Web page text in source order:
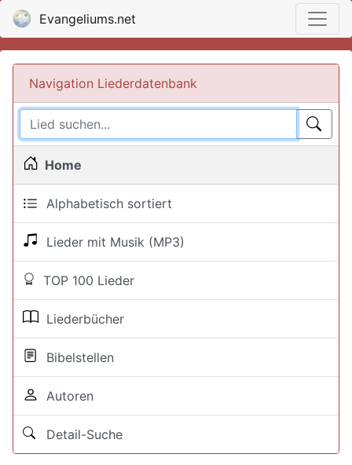
Evangeliums.net
Navigation Liederdatenbank
Home
Alphabetisch sortiert
Lieder mit Musik (MP3)
TOP 100 Lieder
Liederbücher
Bibelstellen
Autoren
Detail-Suche